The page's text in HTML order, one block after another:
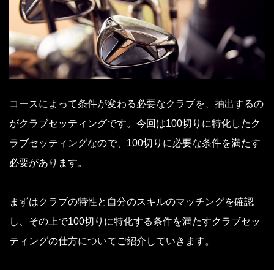
コースによって条件が変わる必要なクラブを、抽出するの
がクラブセッティングです。今回は100切りに特化したク
ラブセッティングなので、100切りに必要な条件を満たす
必要があります。
まずはクラブの特性と自分のスキルのマッチングを確認
し、その上で100切りに特化する条件を満たすクラブセッ
ティングの仕方についてご紹介していきます。